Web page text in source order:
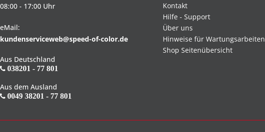
08:00 - 17:00 Uhr
eMail:
kundenserviceweb@speed-of-color.de
Aus Deutschland
038201 - 77 801
Aus dem Ausland
0049 38201 - 77 801
Kontakt
Hilfe - Support
Über uns
Hinweise für Wartungsarbeiten
Shop Seitenübersicht